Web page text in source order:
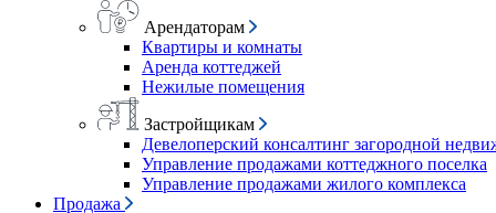
Арендаторам
Квартиры и комнаты
Аренда коттеджей
Нежилые помещения
Застройщикам
Девелоперский консалтинг загородной
Управление продажами коттеджного поселка
Управление продажами жилого комплекса
Продажа